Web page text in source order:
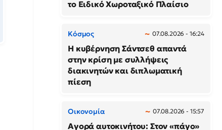
το Ειδικό Χωροταξικό Πλαίσιο
Κόσμος 07.08.2026 - 16:24
Η κυβέρνηση Σάντσεθ απαντά
στην κρίση με συλλήψεις
διακινητών και διπλωματική
πίεση
Οικονομία 07.08.2026 - 15:57
Αγορά αυτοκινήτου: Στον «πάγο»